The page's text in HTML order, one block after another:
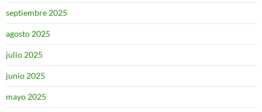
septiembre 2025
agosto 2025
julio 2025
junio 2025
mayo 2025